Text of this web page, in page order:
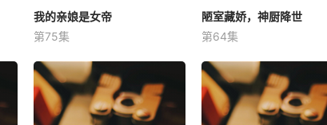
我的亲娘是女帝
未知
我的亲娘是女帝
第75集
陋室藏娇，神厨降世
未知
陋室藏娇，神厨降世
第64集